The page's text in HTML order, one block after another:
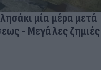
μία μέρα μετά
- Μεγάλες ζημιές